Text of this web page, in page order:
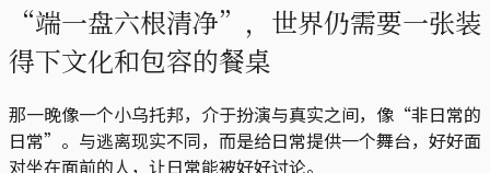
“端一盘六根清净”，世界仍需要一张装
得下文化和包容的餐桌
那一晚像一个小乌托邦，介于扮演与真实之间，像“非日常的
日常”。与逃离现实不同，而是给日常提供一个舞台，好好面
对坐在面前的人，让日常能被好好讨论。